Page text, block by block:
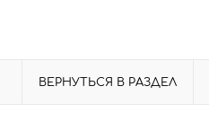
ВЕРНУТЬСЯ В РАЗДЕЛ